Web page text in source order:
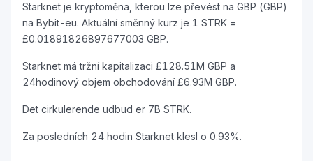
Starknet je kryptoměna, kterou lze převést na GBP (GBP)
na Bybit-eu. Aktuální směnný kurz je 1 STRK =
£0.01891826897677003 GBP.
Starknet má tržní kapitalizaci £128.51M GBP a
24hodinový objem obchodování £6.93M GBP.
Det cirkulerende udbud er 7B STRK.
Za posledních 24 hodin Starknet klesl o 0.93%.